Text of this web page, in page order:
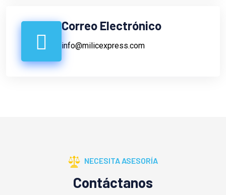
Correo Electrónico
info@milicexpress.com
NECESITA ASESORÍA
Contáctanos